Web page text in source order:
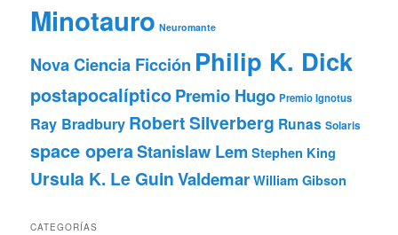
Minotauro Neuromante
Nova Ciencia Ficción Philip K. Dick
postapocalípticoPremio Hugo Premio Ignotus
Ray Bradbury Robert Silverberg Runas Solaris
space operaStanislaw Lem Stephen King
Ursula K. Le GuinValdemarWilliam Gibson
CATEGORÍAS